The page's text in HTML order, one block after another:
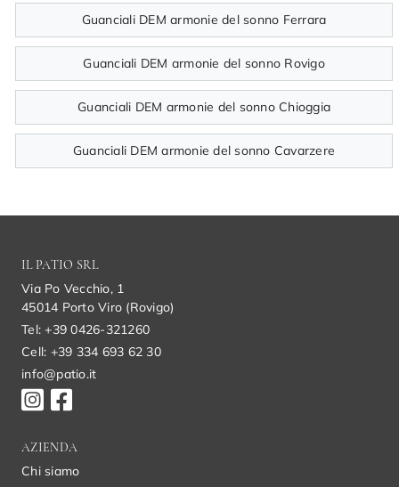
Guanciali DEM armonie del sonno Ferrara
Guanciali DEM armonie del sonno Rovigo
Guanciali DEM armonie del sonno Chioggia
Guanciali DEM armonie del sonno Cavarzere
IL PATIO SRL
Via Po Vecchio, 1
45014 Porto Viro (Rovigo)
Tel: +39 0426-321260
Cell: +39 334 693 62 30
info@patio.it
AZIENDA
Chi siamo